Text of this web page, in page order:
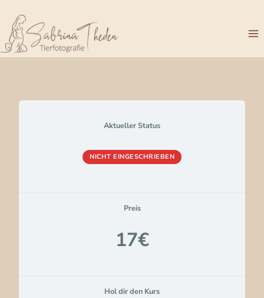
Inhalt
springen
Aktueller Status
NICHT EINGESCHRIEBEN
Preis
17€
Hol dir den Kurs